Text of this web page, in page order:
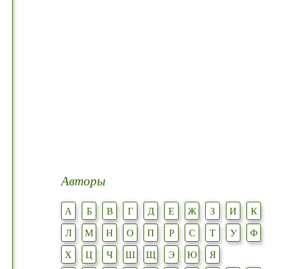
Авторы
А Б В Г Д Е Ж З И
К
Л
М Н О П Р С Т У
Ф
Х
Ц Ч Ш Щ Э Ю
Я